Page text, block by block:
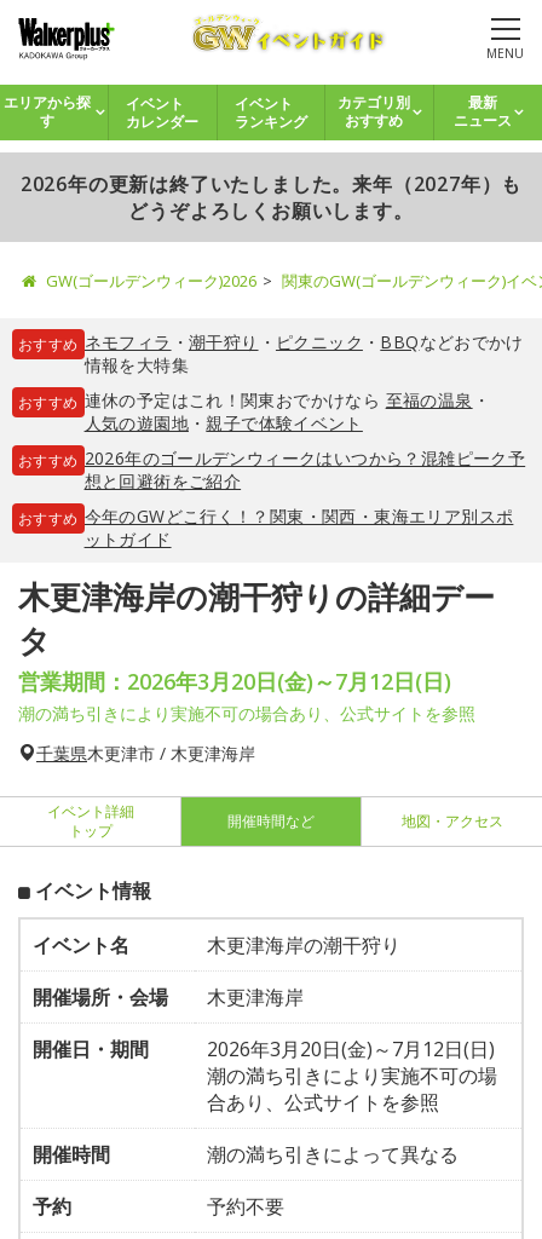
MENU
エリアから探
す
イベント
カレンダー
イベント
ランキング
カテゴリ別
おすすめ
最新
ニュース
2026年の更新は終了いたしました。来年（2027年）も
どうぞよろしくお願いします。
GW(ゴールデンウィーク)2026 関東のGW(ゴールデンウィーク)イ
おすすめ ネモフィラ ・ 潮干狩り ・ ピクニック ・ BBQなどおでかけ
情報を大特集
おすすめ 連休の予定はこれ！関東おでかけなら 至福の温泉 ・
人気の遊園地・親子で体験イベント
おすすめ 2026年のゴールデンウィークはいつから？混雑ピーク予
想と回避術をご紹介
おすすめ 今年のGWどこ行く！？関東・関西・東海エリア別スポ
ットガイド
木更津海岸の潮干狩りの詳細デー
タ
営業期間：2026年3月20日(金)～7月12日(日)
潮の満ち引きにより実施不可の場合あり、公式サイトを参照
千葉県木更津市 / 木更津海岸
イベント詳細
トップ
開催時間など 地図・アクセス
イベント情報
イベント名
木更津海岸の潮干狩り
開催場所・会場
木更津海岸
開催日・期間
2026年3月20日(金)～7月12日(日)
潮の満ち引きにより実施不可の場
合あり、公式サイトを参照
開催時間
潮の満ち引きによって異なる
予約
予約不要